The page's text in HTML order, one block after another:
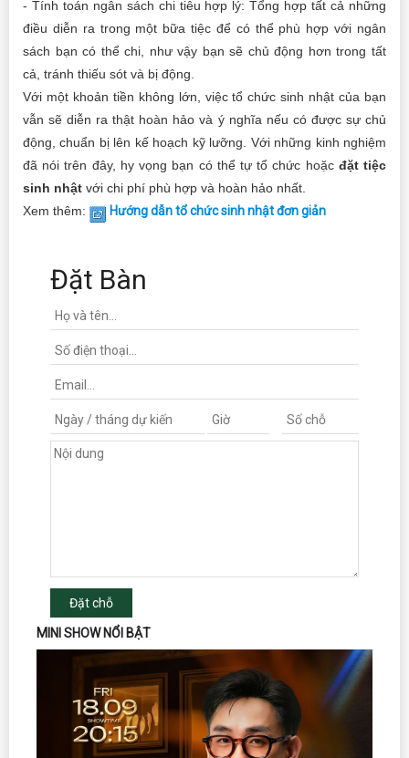
- Tính toán ngân sách chi tiêu hợp lý: Tổng hợp tất cả những
điều diễn ra trong một bữa tiệc để có thể phù hợp với ngân
sách bạn có thể chi, như vậy bạn sẽ chủ động hơn trong tất
cả, tránh thiếu sót và bị động.
Với một khoản tiền không lớn, việc tổ chức sinh nhật của bạn
vẫn sẽ diễn ra thật hoàn hảo và ý nghĩa nếu có được sự chủ
động, chuẩn bị lên kế hoạch kỹ lưỡng. Với những kinh nghiệm
đã nói trên đây, hy vọng bạn có thể tự tổ chức hoặc đặt tiệc
sinh nhật với chi phí phù hợp và hoàn hảo nhất.
Xem thêm:
Hướng dẫn tổ chức sinh nhật đơn giản
Đặt Bàn
Đặt chỗ
MINI SHOW NỔI BẬT